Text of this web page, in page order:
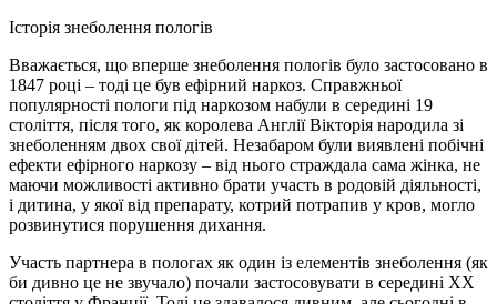
Історія знеболення пологів
Вважається, що вперше знеболення пологів було застосовано в
1847 році – тоді це був ефірний наркоз. Справжньої
популярності пологи під наркозом набули в середині 19
століття, після того, як королева Англії Вікторія народила зі
знеболенням двох свої дітей. Незабаром були виявлені побічні
ефекти ефірного наркозу – від нього страждала сама жінка, не
маючи можливості активно брати участь в родовій діяльності,
і дитина, у якої від препарату, котрий потрапив у кров, могло
розвинутися порушення дихання.
Участь партнера в пологах як один із елементів знеболення (як
би дивно це не звучало) почали застосовувати в середині XX